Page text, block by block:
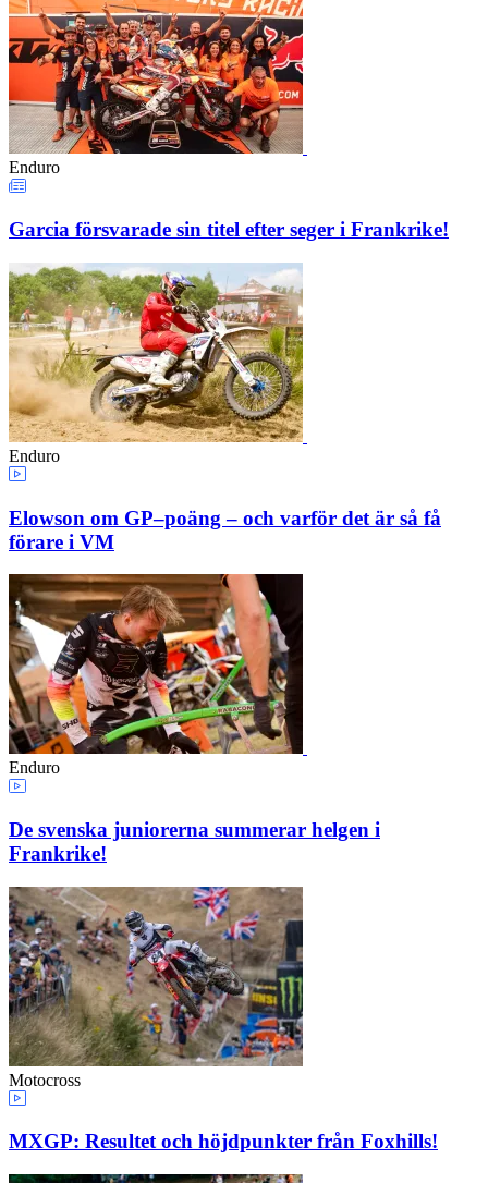
Enduro
Garcia försvarade sin titel efter seger i Frankrike!
Enduro
Elowson om GP–poäng – och varför det är så få
förare i VM
Enduro
De svenska juniorerna summerar helgen i
Frankrike!
Motocross
MXGP: Resultet och höjdpunkter från Foxhills!